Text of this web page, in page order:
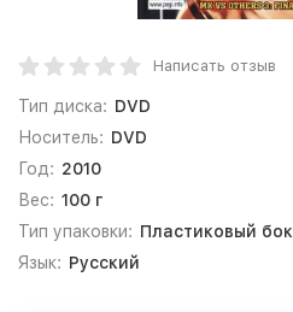
Написать отзыв
Тип диска: DVD
Носитель: DVD
Год: 2010
Вес: 100 г
Тип упаковки: Пластиковый
Язык: Русский